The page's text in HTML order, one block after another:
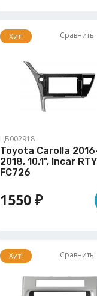
Хит! Сравнить
ЦБ002918
Toyota Carolla
2018, 10.1", Incar
FC726
1550 ₽
Хит! Сравнить